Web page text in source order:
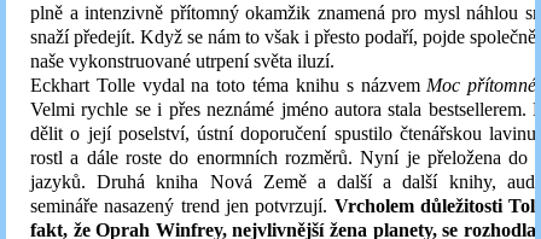
plně a intenzivně přítomný okamžik znamená pro mysl náhlou
snaží předejít. Když se nám to však i přesto podaří, pojde
naše vykonstruované utrpení světa iluzí.
Eckhart Tolle vydal na toto téma knihu s názvem Moc
Velmi rychle se i přes neznámé jméno autora stala bestsellerem.
dělit o její poselství, ústní doporučení spustilo čtenářskou
rostl a dále roste do enormních rozměrů. Nyní je přeložena do
jazyků. Druhá kniha Nová Země a další a další knihy,
semináře nasazený trend jen potvrzují. Vrcholem důležitosti
fakt, že Oprah Winfrey, nejvlivnější žena planety, se rozhodla